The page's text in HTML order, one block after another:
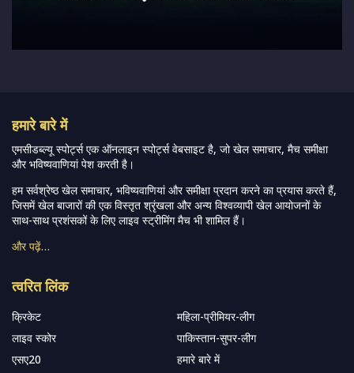
हमारे बारे में
एमसीडब्ल्यू स्पोर्ट्स एक ऑनलाइन स्पोर्ट्स वेबसाइट है, जो खेल समाचार, मैच समीक्षा
और भविष्यवाणियां पेश करती है।
हम सर्वश्रेष्ठ खेल समाचार, भविष्यवाणियां और समीक्षा प्रदान करने का प्रयास करते हैं,
जिसमें खेल बाजारों की एक विस्तृत श्रृंखला और अन्य विश्वव्यापी खेल आयोजनों के
साथ-साथ प्रशंसकों के लिए लाइव स्ट्रीमिंग मैच भी शामिल हैं।
और पढ़ें…
त्वरित लिंक
क्रिकेट
महिला-प्रीमियर-लीग
लाइव स्कोर
पाकिस्तान-सुपर-लीग
एसए20
हमारे बारे में